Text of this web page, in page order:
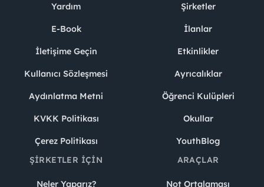
Yardım
E-Book
İletişime Geçin
Kullanıcı Sözleşmesi
Aydınlatma Metni
KVKK Politikası
Çerez Politikası
Şirketler
İlanlar
Etkinlikler
Ayrıcalıklar
Öğrenci Kulüpleri
Okullar
YouthBlog
ŞIRKETLER İÇIN
Neler Yaparız?
ARAÇLAR
Not Ortalaması